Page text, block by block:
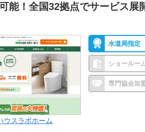
能！全国32拠点でサービス展
ウスラボホーム
水道局指定
ショールー
専門協会加